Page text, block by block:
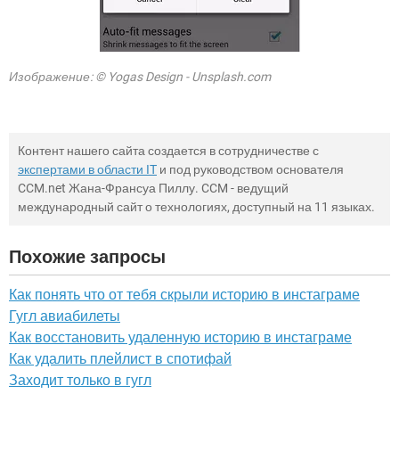
Изображение: © Yogas Design - Unsplash.com
Контент нашего сайта создается в сотрудничестве с
экспертами в области IT и под руководством основателя
CCM.net Жана-Франсуа Пиллу. CCM - ведущий
международный сайт о технологиях, доступный на 11 языках.
Похожие запросы
Как понять что от тебя скрыли историю в инстаграме
Гугл авиабилеты
Как восстановить удаленную историю в инстаграме
Как удалить плейлист в спотифай
Заходит только в гугл